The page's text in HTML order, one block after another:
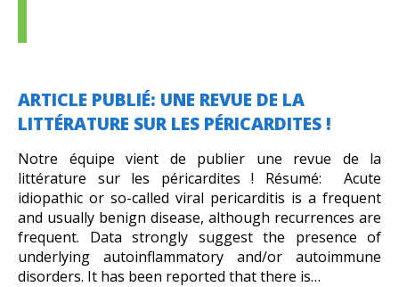
ARTICLE PUBLIÉ: UNE REVUE DE LA
LITTÉRATURE SUR LES PÉRICARDITES !
Notre équipe vient de publier une revue de la
littérature sur les péricardites ! Résumé: Acute
idiopathic or so-called viral pericarditis is a frequent
and usually benign disease, although recurrences are
frequent. Data strongly suggest the presence of
underlying autoinflammatory and/or autoimmune
disorders. It has been reported that there is…